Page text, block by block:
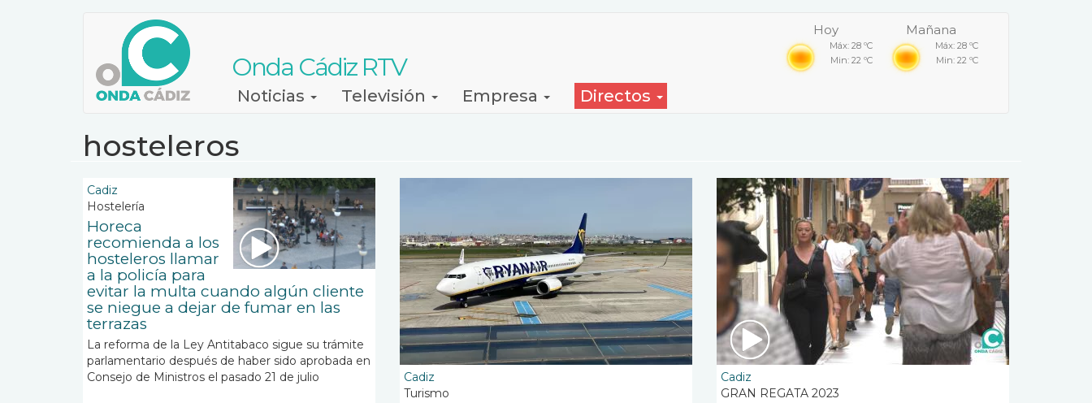
Onda Cádiz RTV
Hoy
Máx: 28 ºC
Min: 22 ºC
Mañana
Máx: 28 ºC
Min: 22 ºC
NavegaciónNoticias Televisión Empresa Directos
hosteleros
Cadiz
Hostelería
Horeca
recomienda a los
hosteleros llamar
a la policía para
evitar la multa cuando algún cliente
se niegue a dejar de fumar en las
terrazas
La reforma de la Ley Antitabaco sigue su trámite
parlamentario después de haber sido aprobada en
Consejo de Ministros el pasado 21 de julio
Cadiz
Turismo
Cadiz
GRAN REGATA 2023